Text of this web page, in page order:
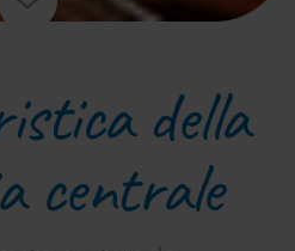
della
centrale